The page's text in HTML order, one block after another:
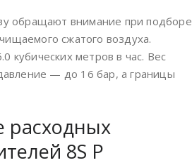
обращают внимание при подборе
сжатого воздуха.
кубических метров в час. Вес
— до 16 бар, а границы
расходных
8S P